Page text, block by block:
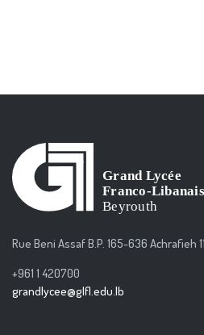
Rue Beni Assaf B.P. 165-636 Achrafieh
+961 1 420700
grandlycee@glfl.edu.lb